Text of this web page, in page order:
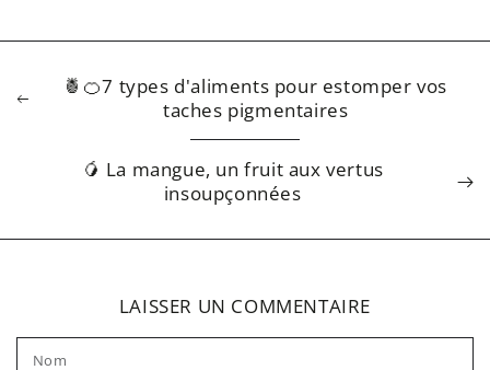
🍍🍊7 types d'aliments pour estomper vos
taches pigmentaires
🥭 La mangue, un fruit aux vertus
insoupçonnées
LAISSER UN COMMENTAIRE
Nom